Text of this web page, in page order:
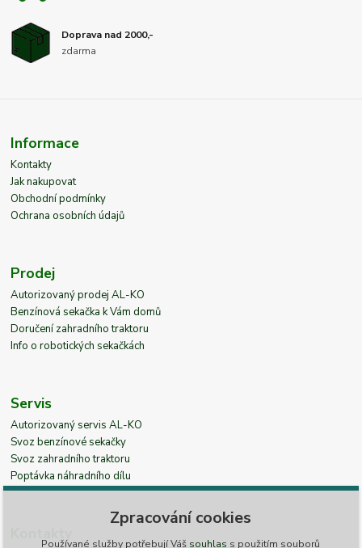
Doprava nad 2000,-
zdarma
Informace
Kontakty
Jak nakupovat
Obchodní podmínky
Ochrana osobních údajů
Prodej
Autorizovaný prodej AL-KO
Benzínová sekačka k Vám domů
Doručení zahradního traktoru
Info o robotických sekačkách
Servis
Autorizovaný servis AL-KO
Svoz benzínové sekačky
Svoz zahradního traktoru
Poptávka náhradního dílu
Zpracování cookies
Používané služby potřebují Váš souhlas s použitím souborů